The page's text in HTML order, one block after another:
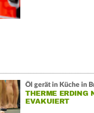
Öl gerät in Küche in
THERME ERDING
EVAKUIERT